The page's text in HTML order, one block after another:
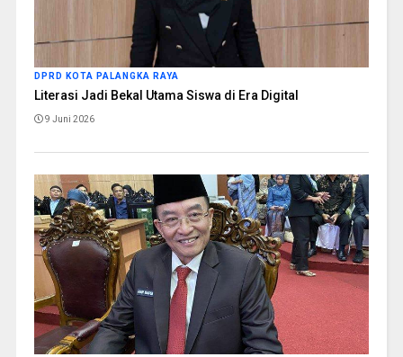
DPRD KOTA PALANGKA RAYA
Literasi Jadi Bekal Utama Siswa di Era Digital
9 Juni 2026